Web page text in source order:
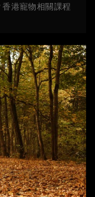
港寵物相關課程